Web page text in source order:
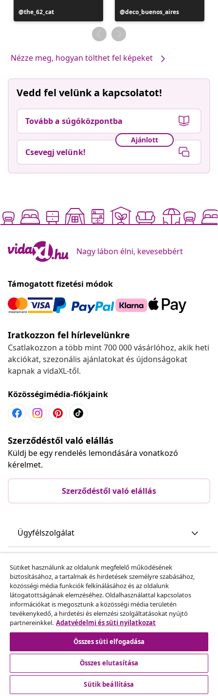
Bejegyzés
közzétevője
the_62_cat
Bejegyzés
közzétevője
deco_buenos_aires
Nézze meg, hogyan tölthet fel képeket
Vedd fel velünk a kapcsolatot!
Tovább a súgóközpontba
Ajánlott
Csevegj velünk!
Nagy lábon élni, kevesebbért
Támogatott fizetési módok
Iratkozzon fel hírlevelünkre
Csatlakozzon a több mint 700 000 vásárlóhoz, akik heti
akciókat, szezonális ajánlatokat és újdonságokat
kapnak a vidaXL-től.
Közösségimédia-fiókjaink
Szerződéstől való elállás
Küldj be egy rendelés lemondására vonatkozó
kérelmet.
Szerződéstől való elállás
Ügyfélszolgálat
vidaXL
Fedezz fel többet
Sütiket használunk az oldalunk megfelelő működésének
biztosításához, a tartalmak és hirdetések személyre szabásához,
közösségi média funkciók felkínálásához és az oldalunk
látogatottságának elemzéséhez. Oldalhasználattal kapcsolatos
információkat is megosztunk a közösségi média területén
tevékenykedő, a hirdetési és elemzési szolgáltatásokat nyújtó
partnereinkkel. Adatvédelmi és süti nyilatkozat
Összes süti elfogadása
Összes elutasítása
Sütik beállítása